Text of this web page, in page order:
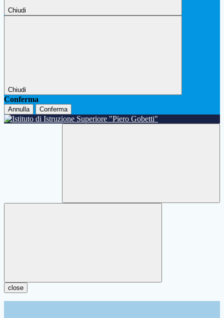
Chiudi
Chiudi
Conferma
Annulla Conferma
close